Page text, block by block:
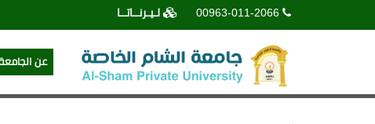
00963-011-2066 لـيـرنــاتــا
عن